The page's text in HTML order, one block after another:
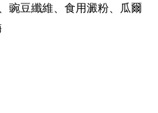
豌豆纖維、食用澱粉、瓜爾